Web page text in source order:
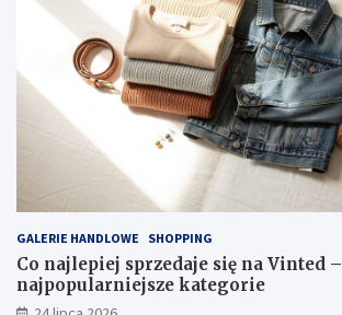
GALERIE HANDLOWE SHOPPING
Co najlepiej sprzedaje się na Vinted –
najpopularniejsze kategorie